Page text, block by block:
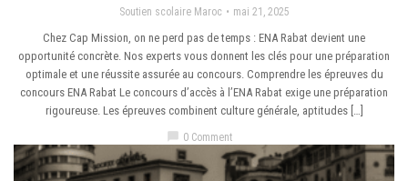
Soutien scolaire Maroc mai 21, 2025
Chez Cap Mission, on ne perd pas de temps : ENA Rabat devient une
opportunité concrète. Nos experts vous donnent les clés pour une préparation
optimale et une réussite assurée au concours. Comprendre les épreuves du
concours ENA Rabat Le concours d’accès à l’ENA Rabat exige une préparation
rigoureuse. Les épreuves combinent culture générale, aptitudes […]
chat_bubble 0 Comment